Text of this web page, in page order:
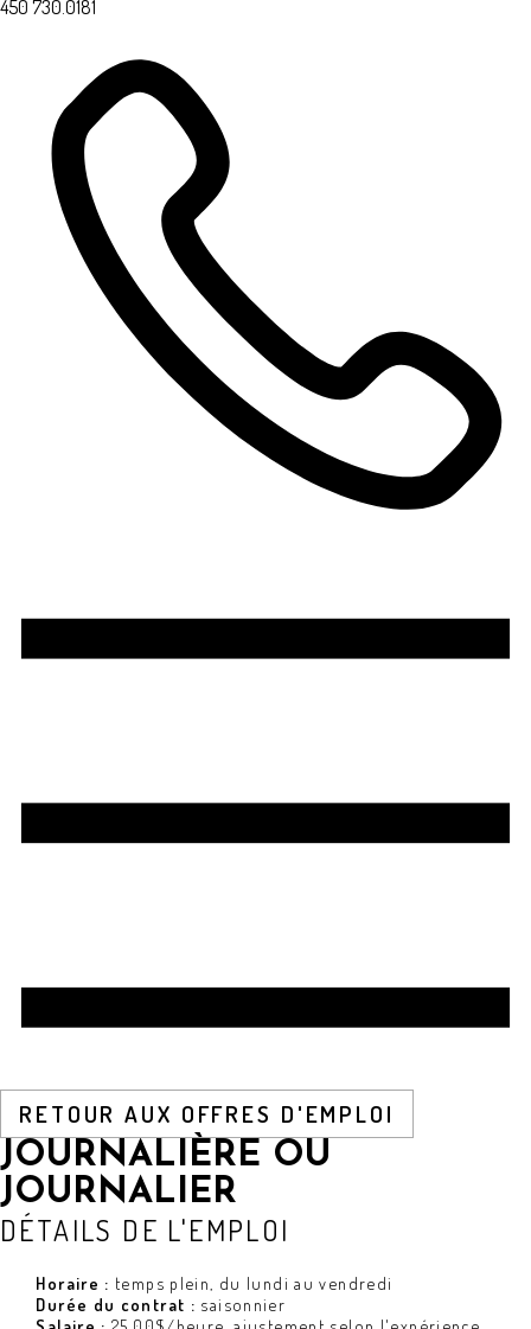
450 730.0181
RETOUR AUX OFFRES D'EMPLOI
JOURNALIÈRE OU
JOURNALIER
DÉTAILS DE L'EMPLOI
Horaire : temps plein, du lundi au vendredi
Durée du contrat : saisonnier